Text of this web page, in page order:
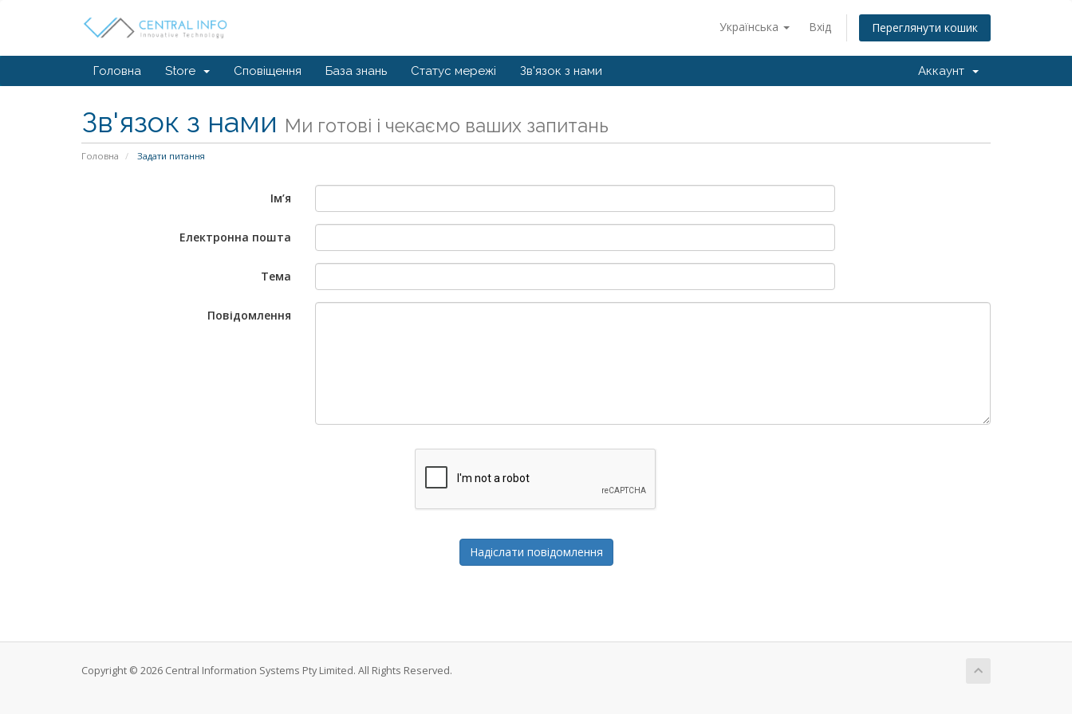
Українська Вхід Переглянути кошик
Головна Store Сповіщення База знань Статус мережі Зв'язок з нами Аккаунт
Зв'язок з нами Ми готові і чекаємо ваших запитань
Головна Задати питання
Ім’я
Електронна пошта
Тема
Повідомлення
Надіслати повідомлення
Copyright © 2026 Central Information Systems Pty Limited. All Rights Reserved.